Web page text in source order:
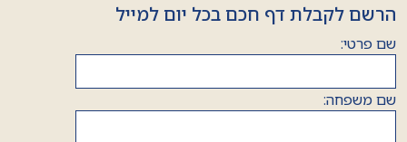
הרשם לקבלת דף חכם בכל יום למייל
שם פרטי:
שם משפחה: